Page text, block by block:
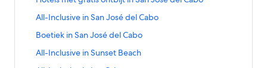
a
g
i
n
L
a
g
i
n
d
e
a
g
i
n
t
d
e
a
n
t
d
e
o
p
n
t
d
n
k
o
p
n
n
k
o
p
All-Inclusive in San José del Cabo
L
n
k
o
Boetiek in San José del Cabo
L
n
All-Inclusive in Sunset Beach
L